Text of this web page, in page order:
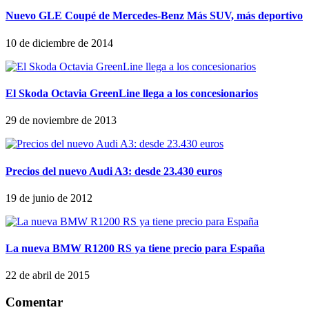
Nuevo GLE Coupé de Mercedes-Benz Más SUV, más deportivo
10 de diciembre de 2014
El Skoda Octavia GreenLine llega a los concesionarios
29 de noviembre de 2013
Precios del nuevo Audi A3: desde 23.430 euros
19 de junio de 2012
La nueva BMW R1200 RS ya tiene precio para España
22 de abril de 2015
Comentar